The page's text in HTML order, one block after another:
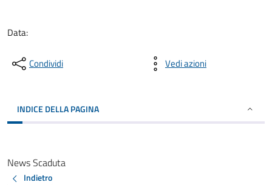
Data:
Condividi Vedi azioni
INDICE DELLA PAGINA
News Scaduta
Indietro